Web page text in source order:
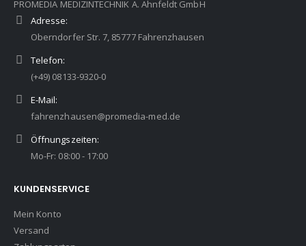
PROMEDIA MEDIZINTECHNIK A. Ahnfeldt GmbH
Adresse:
Oberndorfer Str. 7, 85777 Fahrenzhausen
Telefon:
(+49) 08133-9320-0
E-Mail:
fahrenzhausen@promedia-med.de
Öffnungszeiten:
Mo-Fr: 08:00 - 17:00
KUNDENSERVICE
Mein Konto
Versand